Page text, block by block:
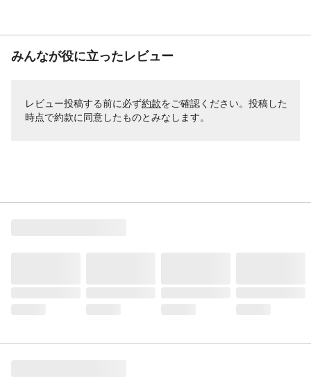
みんなが役に立ったレビュー
レビュー投稿する前に必ず約款をご確認ください。投稿した
時点で約款に同意したものとみなします。